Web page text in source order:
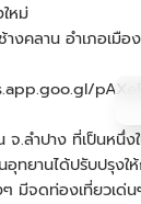
หม่
คลาน อำเภอเมือ
.ลำปาง ที่เป็นหนึ่ง
อุทยานได้ปรับปรุง
ๆ มีจุดท่องเที่ยวเด่